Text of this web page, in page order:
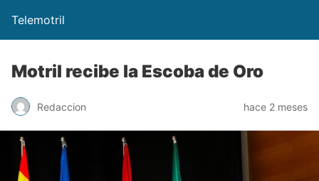
Telemotril
Motril recibe la Escoba de Oro
Redaccion hace 2 meses